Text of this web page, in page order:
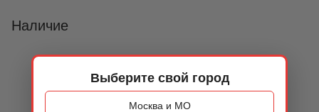
Выберите свой город
Москва и МО
Наличие